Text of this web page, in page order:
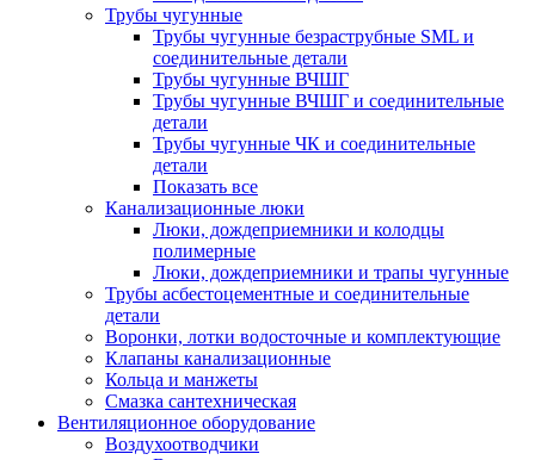
Трубы чугунные
Трубы чугунные безраструбные SML и
соединительные детали
Трубы чугунные ВЧШГ
Трубы чугунные ВЧШГ и соединительные
детали
Трубы чугунные ЧК и соединительные
детали
Показать все
Канализационные люки
Люки, дождеприемники и колодцы
полимерные
Люки, дождеприемники и трапы чугунные
Трубы асбестоцементные и соединительные
детали
Воронки, лотки водосточные и комплектующие
Клапаны канализационные
Кольца и манжеты
Смазка сантехническая
Вентиляционное оборудование
Воздухоотводчики